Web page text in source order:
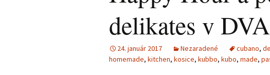
delikates v
24. január 2017 Nezaradené cubano,
homemade, kitchen, kosice, kubbo, kubo, made,